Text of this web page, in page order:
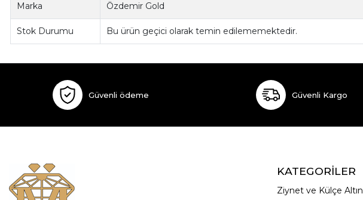
Marka Özdemir Gold
Stok Durumu Bu ürün geçici olarak temin edilememektedir.
Güvenli ödeme Güvenli Kargo
KATEGORİLER
Ziynet ve Külçe Altın